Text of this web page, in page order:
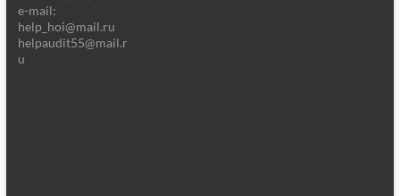
e-mail:
help_hoi@mail.ru
helpaudit55@mail.r
u